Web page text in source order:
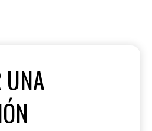
UNA